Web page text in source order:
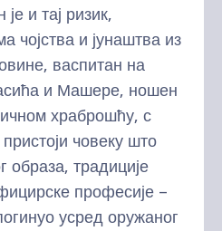
и тај ризик,
чојства и јунаштва из
васпитан на
и Машере, ношен
храброшћу, с
пристоји човеку што
образа, традиције
професије –
усред оружаног